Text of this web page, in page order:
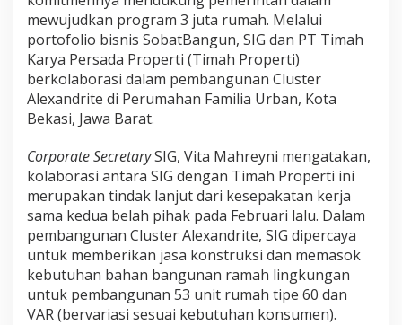
mewujudkan program 3 juta rumah. Melalui
portofolio bisnis SobatBangun, SIG dan PT Timah
Karya Persada Properti (Timah Properti)
berkolaborasi dalam pembangunan Cluster
Alexandrite di Perumahan Familia Urban, Kota
Bekasi, Jawa Barat.
Corporate SecretarySIG, Vita Mahreyni mengatakan,
kolaborasi antara SIG dengan Timah Properti ini
merupakan tindak lanjut dari kesepakatan kerja
sama kedua belah pihak pada Februari lalu. Dalam
pembangunan Cluster Alexandrite, SIG dipercaya
untuk memberikan jasa konstruksi dan memasok
kebutuhan bahan bangunan ramah lingkungan
untuk pembangunan 53 unit rumah tipe 60 dan
VAR (bervariasi sesuai kebutuhan konsumen).